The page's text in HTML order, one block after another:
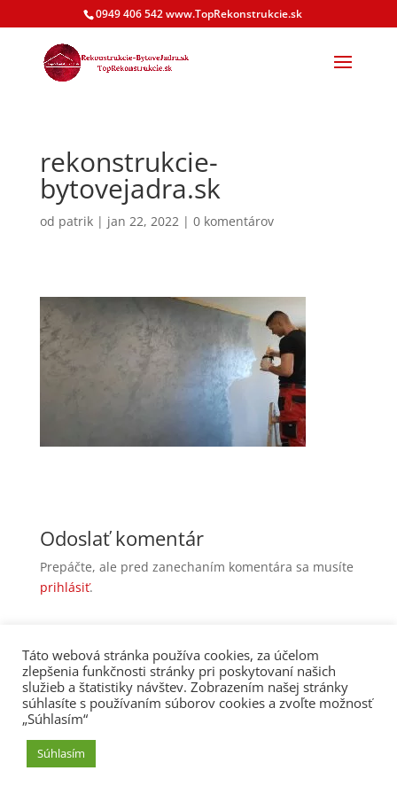
0949 406 542 www.TopRekonstrukcie.sk
rekonstrukcie-
bytovejadra.sk
od patrik| jan 22, 2022| 0 komentárov
Odoslať komentár
Prepáčte, ale pred zanechaním komentára sa musíte
prihlásiť.
kalendár obsadenosti
Zásady ochrany osobných údajov
Vizualizácie
Táto webová stránka používa cookies, za účelom
zlepšenia funkčnosti stránky pri poskytovaní našich
služieb a štatistiky návštev. Zobrazením našej stránky
súhlasíte s používaním súborov cookies a zvoľte možnosť
„Súhlasím“
Súhlasím